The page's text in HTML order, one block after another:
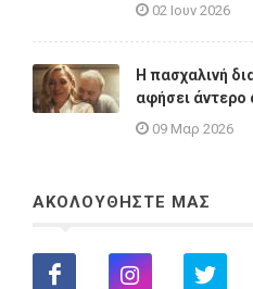
02 Ιουν 2026
Η πασχαλινή
αφήσει άντερο
09 Μαρ 2026
ΑΚΟΛΟΥΘΗΣΤΕ ΜΑΣ